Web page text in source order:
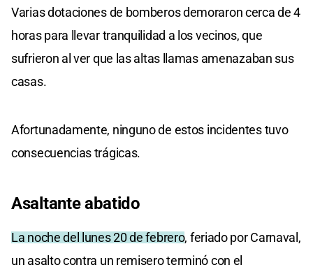
Varias dotaciones de bomberos demoraron cerca de 4
horas para llevar tranquilidad a los vecinos, que
sufrieron al ver que las altas llamas amenazaban sus
casas.
Afortunadamente, ninguno de estos incidentes tuvo
consecuencias trágicas.
Asaltante abatido
La noche del lunes 20 de febrero, feriado por Carnaval,
un asalto contra un remisero terminó con el